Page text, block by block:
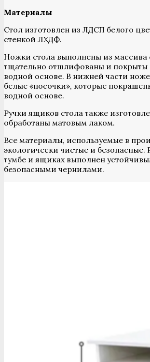
Материалы
Стол изготовлен из ЛДСП белого
стенкой ЛХДФ.
Ножки стола выполнены из массива
тщательно отшлифованы и покрыты
водной основе. В нижней части
белые «носочки», которые
водной основе.
Ручки ящиков стола также
обработаны матовым лаком.
Все материалы, используемые в
экологически чистые и безопасные.
тумбе и ящиках выполнен
безопасными чернилами.